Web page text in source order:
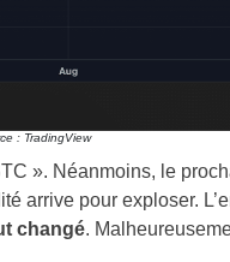
: TradingView
». Néanmoins, le
arrive pour exploser.
changé.